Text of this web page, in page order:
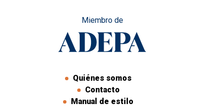
Miembro de
Quiénes somos
Contacto
Manual de estilo